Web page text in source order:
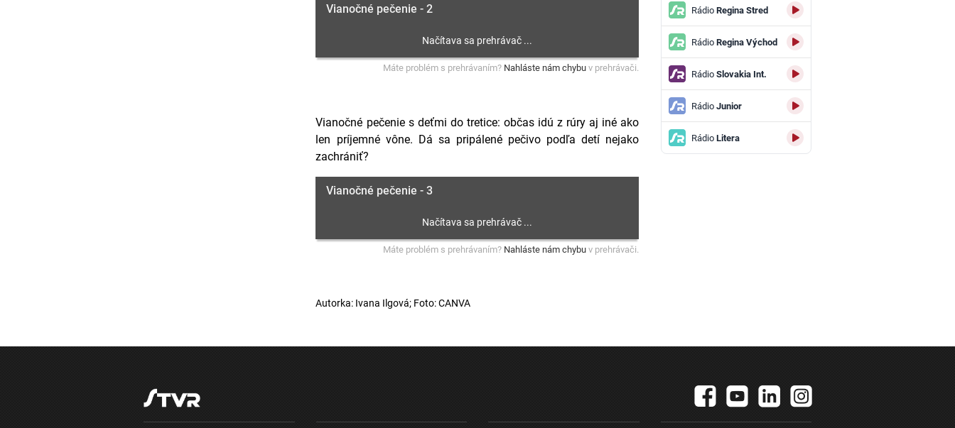
Vianočné pečenie - 2
Máte problém s prehrávaním? Nahláste nám chybu v prehrávači.
Vianočné pečenie s deťmi do tretice: občas idú z rúry aj iné ako
len príjemné vône. Dá sa pripálené pečivo podľa detí nejako
zachrániť?
Vianočné pečenie - 3
Máte problém s prehrávaním? Nahláste nám chybu v prehrávači.
Autorka: Ivana Ilgová; Foto: CANVA
RádioRegina Stred
RádioRegina Východ
RádioSlovakia Int.
RádioJunior
RádioLitera